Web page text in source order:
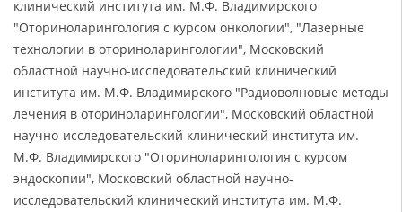
клинический института им. М.Ф. Владимирского
"Оториноларингология с курсом онкологии", "Лазерные
технологии в оториноларингологии", Московский
областной научно-исследовательский клинический
института им. М.Ф. Владимирского "Радиоволновые методы
лечения в оториноларингологии", Московский областной
научно-исследовательский клинический института им.
М.Ф. Владимирского "Оториноларингология с курсом
эндоскопии", Московский областной научно-
исследовательский клинический института им. М.Ф.